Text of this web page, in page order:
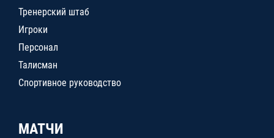
Тренерский штаб
Игроки
Персонал
Талисман
Спортивное руководство
МАТЧИ